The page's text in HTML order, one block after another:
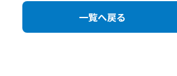
一覧へ戻る